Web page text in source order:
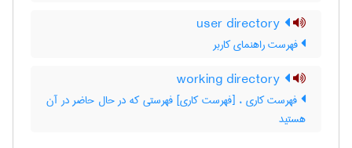
فهرست راهنمای کاربر
فهرست کاری ، [فهرست کاری] فهرستی که در حال حاضر در آن
هستید